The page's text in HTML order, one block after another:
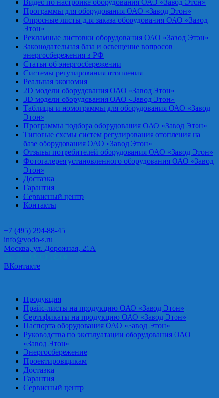
Видео по настройке оборудования ОАО «Завод Этон»
Программы для оборудования ОАО «Завод Этон»
Опросные листы для заказа оборудования ОАО «Завод
Этон»
Рекламные листовки оборудования ОАО «Завод Этон»
Законодательная база и освещение вопросов
энергосбережения в РФ
Статьи об энергосбережении
Системы регулирования отопления
Реальная экономия
2D модели оборудования ОАО «Завод Этон»
3D модели оборудования ОАО «Завод Этон»
Таблицы и номограммы для оборудования ОАО «Завод
Этон»
Программы подбора оборудования ОАО «Завод Этон»
Типовые схемы систем регулирования отопления на
базе оборудования ОАО «Завод Этон»
Отзывы потребителей оборудования ОАО «Завод Этон»
Фотогалерея установленного оборудования ОАО «Завод
Этон»
Доставка
Гарантия
Сервисный центр
Контакты
+7 (495) 294-88-45
info@vodo-s.ru
Москва, ул. Дорожная, 21А
ВКонтакте
Продукция
Прайс-листы на продукцию ОАО «Завод Этон»
Сертификаты на продукцию ОАО «Завод Этон»
Паспорта оборудования ОАО «Завод Этон»
Руководства по эксплуатации оборудования ОАО
«Завод Этон»
Энергосбережение
Проектировщикам
Доставка
Гарантия
Сервисный центр